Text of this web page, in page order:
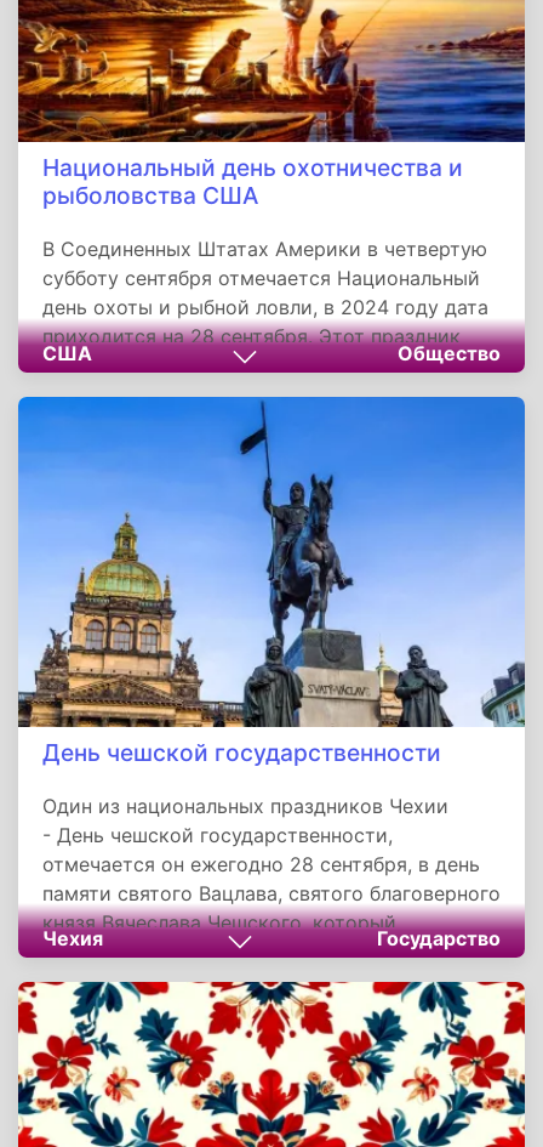
Национальный день охотничества и
рыболовства США
В Соединенных Штатах Америки в четвертую
субботу сентября отмечается Национальный
день охоты и рыбной ловли, в 2024 году дата
приходится на 28 сентября. Этот праздник
отмечают все любители спортивной охоты и
рыбной ловли в США. Задача праздника -
популяризация спорта и активного отдыха на
свежем воздухе, а также привлечение
внимания к проблемам охраны природы и
рационального использования природных
ресурсов.
США Общество
День чешской государственности
Один из национальных праздников Чехии
- День чешской государственности,
отмечается он ежегодно 28 сентября, в день
памяти святого Вацлава, святого благоверного
князя Вячеслава Чешского, который
почитается как святой покровитель Чехии.
Чехия Государство